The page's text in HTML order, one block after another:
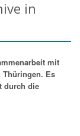
in
mit
Es
durch die